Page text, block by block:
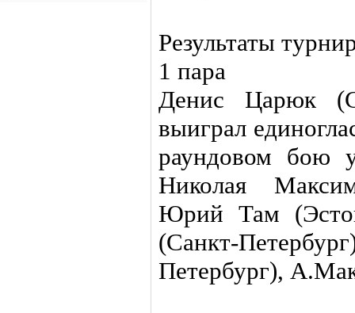
Результаты
1 пара
Денис Царюк
выиграл
раундовом бою
Николая
Юрий Там
(Санкт-
Петербург),